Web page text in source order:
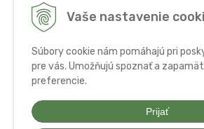
Vaše nastavenie
Súbory cookie nám pomáhajú pri
pre vás. Umožňujú spoznať a
preferencie.
Prijať
Ochrana osobných